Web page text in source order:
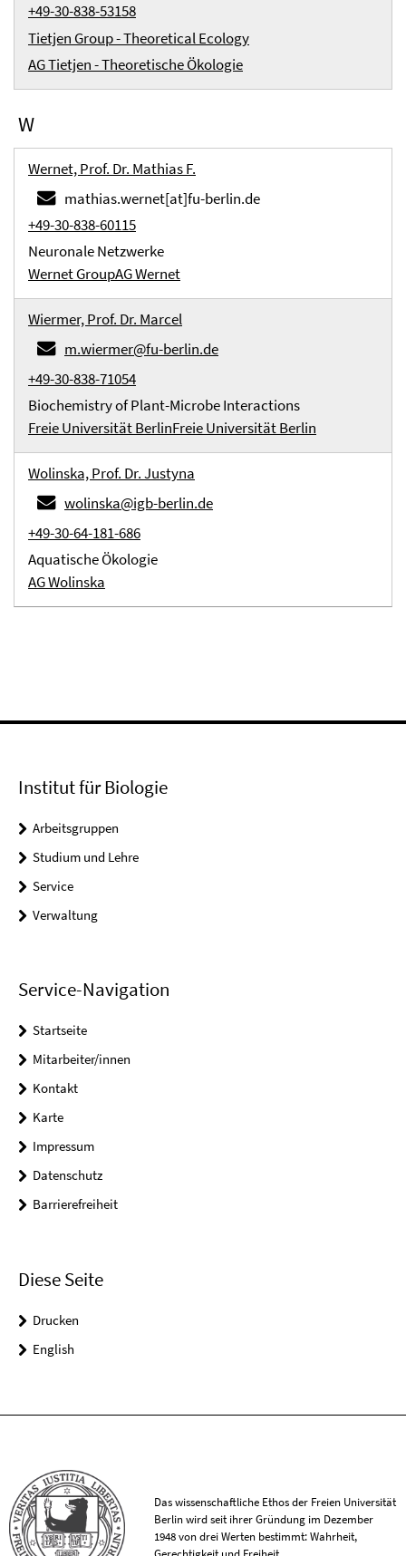
+49-30-838-53158
Tietjen Group - Theoretical Ecology
AG Tietjen - Theoretische Ökologie
W
Wernet, Prof. Dr. Mathias F.
mathias.wernet[at]fu-berlin.de
+49-30-838-60115
Neuronale Netzwerke
Wernet GroupAG Wernet
Wiermer, Prof. Dr. Marcel
m.wiermer@fu-berlin.de
+49-30-838-71054
Biochemistry of Plant-Microbe Interactions
Freie Universität BerlinFreie Universität Berlin
Wolinska, Prof. Dr. Justyna
wolinska@igb-berlin.de
+49-30-64-181-686
Aquatische Ökologie
AG Wolinska
Institut für Biologie
Arbeitsgruppen
Studium und Lehre
Service
Verwaltung
Service-Navigation
Startseite
Mitarbeiter/innen
Kontakt
Karte
Impressum
Datenschutz
Barrierefreiheit
Diese Seite
Drucken
English
Das wissenschaftliche Ethos der Freien Universität
Berlin wird seit ihrer Gründung im Dezember
1948 von drei Werten bestimmt: Wahrheit,